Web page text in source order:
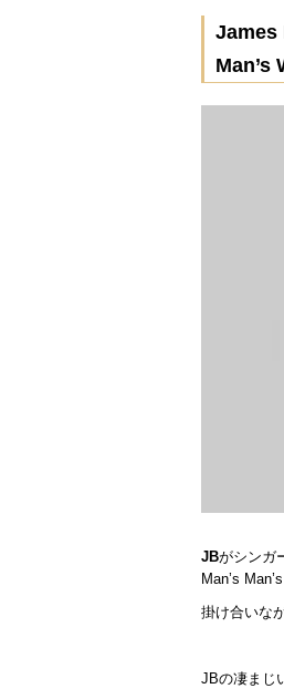
James
Man’s
JBがシンガ
Man’s Man’s
掛け合いな
JBの凄まじ